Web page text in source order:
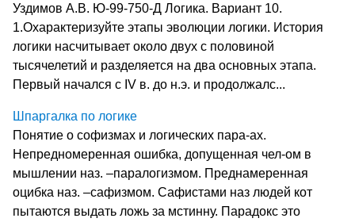
Уздимов А.В. Ю-99-750-Д Логика. Вариант 10.
1.Охарактеризуйте этапы эволюции логики. История
логики насчитывает около двух с половиной
тысячелетий и разделяется на два основных этапа.
Первый начался с IV в. до н.э. и продолжалс...
Шпаргалка по логике
Понятие о софизмах и логических пара-ах.
Непредномеренная ошибка, допущенная чел-ом в
мышлении наз. –паралогизмом. Преднамеренная
оцибка наз. –сафизмом. Сафистами наз людей кот
пытаются выдать ложь за мстинну. Парадокс это